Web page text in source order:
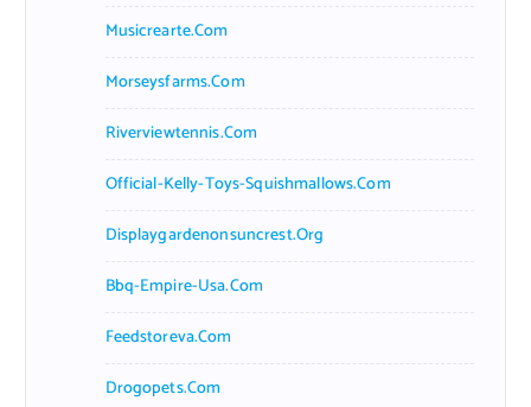
Musicrearte.com
Morseysfarms.com
Riverviewtennis.com
Official-Kelly-Toys-Squishmallows.com
Displaygardenonsuncrest.org
Bbq-Empire-Usa.com
Feedstoreva.com
Drogopets.com